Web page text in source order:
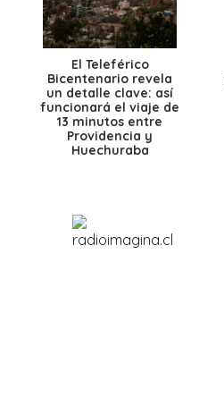
El Teleférico
Bicentenario revela
un detalle clave: así
funcionará el viaje de
13 minutos entre
Providencia y
Huechuraba